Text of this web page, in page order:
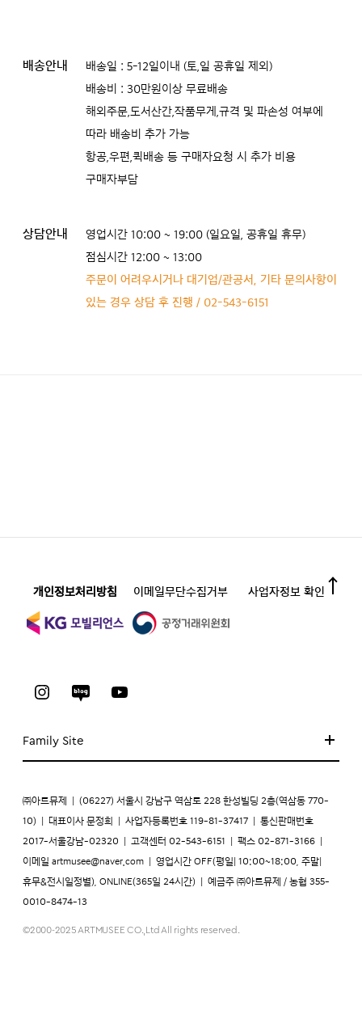
배송안내
배송일 : 5-12일이내 (토,일 공휴일 제외)
배송비 : 30만원이상 무료배송
해외주문,도서산간,작품무게,규격 및 파손성 여부에
따라 배송비 추가 가능
항공,우편,퀵배송 등 구매자요청 시 추가 비용
구매자부담
상담안내
영업시간 10:00 ~ 19:00 (일요일, 공휴일 휴무)
점심시간 12:00 ~ 13:00
주문이 어려우시거나 대기업/관공서, 기타 문의사항이
있는 경우 상담 후 진행 / 02-543-6151
Family Site
개인정보처리방침 이메일무단수집거부 사업자정보 확인
㈜아트뮤제 (06227) 서울시 강남구 역삼로 228 한성빌딩 2층(역삼동 770-
10) 대표이사 문정희 사업자등록번호 119-81-37417 통신판매번호
2017-서울강남-02320 고객센터 02-543-6151 팩스 02-871-3166
이메일 artmusee@naver.com 영업시간 OFF(평일| 10:00~18:00, 주말|
휴무&전시일정별), ONLINE(365일 24시간) 예금주 ㈜아트뮤제 / 농협 355-
0010-8474-13
©2000-2025 ARTMUSEE CO.,Ltd All rights reserved.